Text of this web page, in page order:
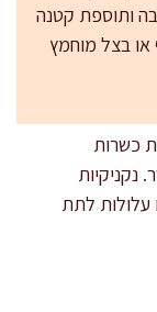
ותוספת קטנה
בצל מוחמץ
כשרות
נקניקיות
עלולות לתת